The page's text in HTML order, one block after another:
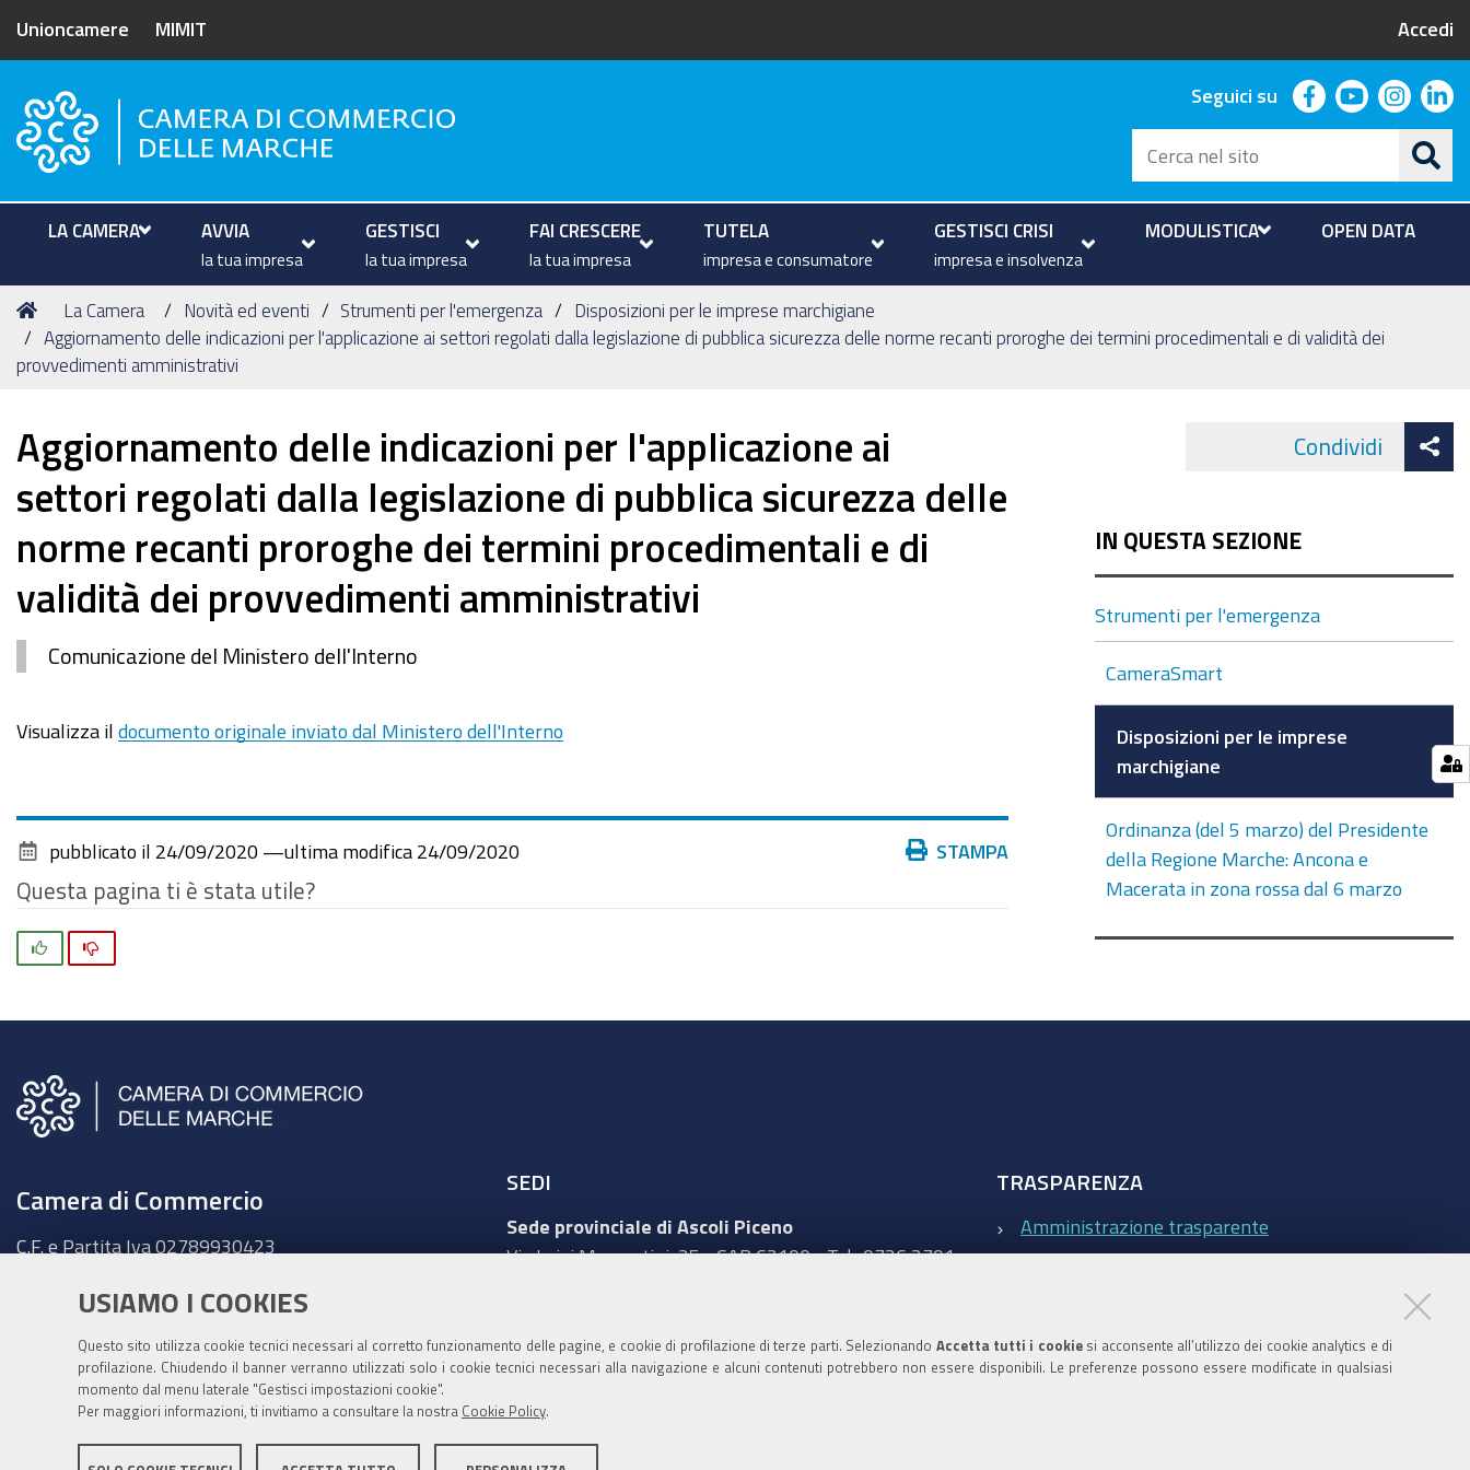
USIAMO I COOKIES
Questo sito utilizza cookie tecnici necessari al corretto funzionamento delle pagine, e cookie di profilazione di terze parti. Selezionando Accetta tutti i cookiesi acconsente all’utilizzo dei cookie analytics e di
profilazione. Chiudendo il banner verranno utilizzati solo i cookie tecnici necessari alla navigazione e alcuni contenuti potrebbero non essere disponibili. Le preferenze possono essere modificate in qualsiasi
momento dal menu laterale "Gestisci impostazioni cookie".
Per maggiori informazioni, ti invitiamo a consultare la nostra Cookie Policy
Unioncamere MIMIT Accedi
Camera di Commercio delle Marche
Seguici su facebookyoutube
Cerca
nel
sito
LA CAMERA AVVIA
la tua impresa
GESTISCI
la tua impresa
FAI CRESCERE
la tua impresa
TUTELA
impresa e consumatore
GESTISCI CRISI
impresa e insolvenza
MODULISTICA OPEN DATA
Tu
sei
qui:
Home
La Camera Novità ed eventi Strumenti per l'emergenza
Disposizioni per le imprese marchigiane
Aggiornamento delle indicazioni per l'applicazione ai settori regolati dalla legislazione di pubblica sicurezza delle norme recanti proroghe dei termini procedimentali e di validità dei
provvedimenti amministrativi
Aggiornamento delle indicazioni per l'applicazione ai
settori regolati dalla legislazione di pubblica sicurezza delle
norme recanti proroghe dei termini procedimentali e di
validità dei provvedimenti amministrativi
Comunicazione del Ministero dell'Interno
Visualizza il documento originale inviato dal Ministero dell'Interno
Azioni
documento
STAMPA
pubblicato il 24/09/2020 —ultima modifica 24/09/2020
Questa pagina ti è stata utile?
Condividi
IN QUESTA SEZIONE
Strumenti per l'emergenza
CameraSmart
Disposizioni per le imprese
marchigiane
Ordinanza (del 5 marzo) del Presidente
della Regione Marche: Ancona e
Macerata in zona rossa dal 6 marzo
Camera di Commercio
C.F. e Partita Iva 02789930423
Ancona - Largo XXIV Maggio, 1 - CAP 60123
Fatt. elettronica - Cod. univoco:UFKY7Z
cciaa@pec.marche.camcom.it
SEDI
Sede provinciale di Ascoli Piceno
Via Luigi Mercantini, 25 - CAP 63100 - Tel.: 0736 2791
Sede provinciale di Macerata
Via Tommaso Lauri, 7 - CAP 62100 - Tel.: 0733 2511
Sede provinciale di Pesaro Urbino
TRASPARENZA
Amministrazione trasparente